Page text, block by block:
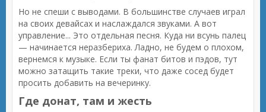
Но не спеши с выводами. В большинстве случаев играл
на своих девайсах и наслаждался звуками. А вот
управление... Это отдельная песня. Куда ни всунь палец
— начинается неразбериха. Ладно, не будем о плохом,
вернемся к музыке. Если ты фанат битов и пэдов, тут
можно затащить такие треки, что даже сосед будет
просить добавить на вечеринку.
Где донат, там и жесть